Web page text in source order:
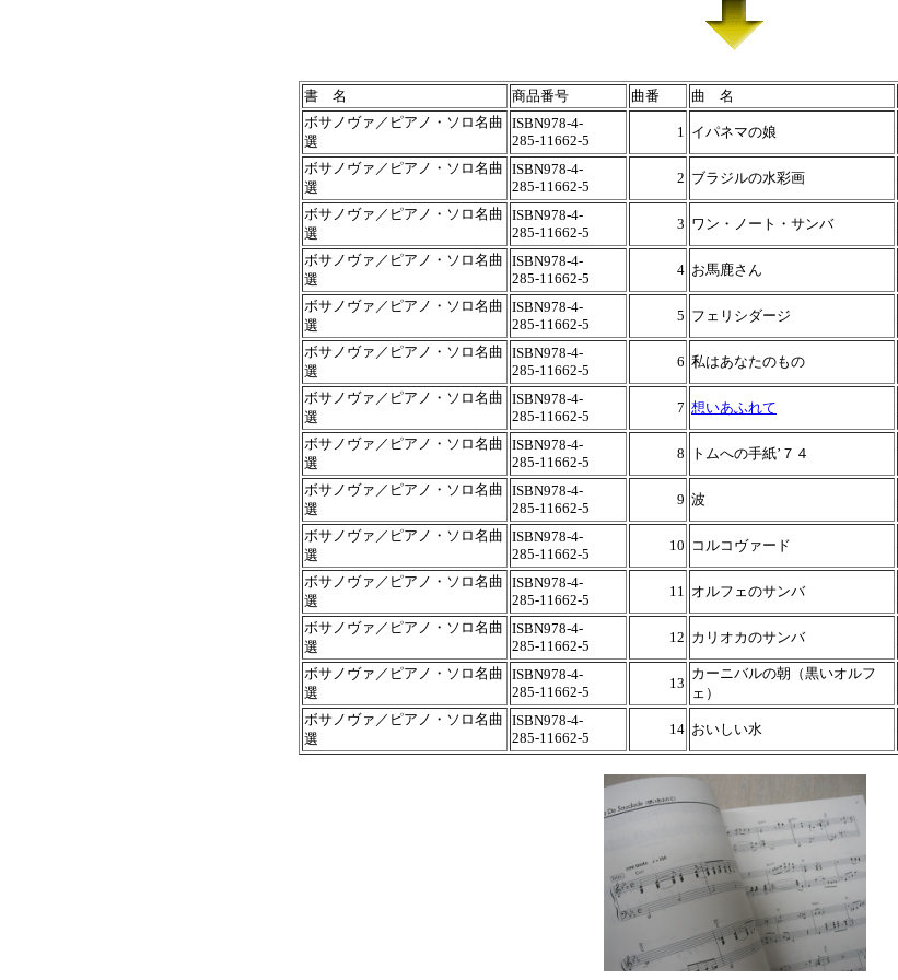
書 名 商品番号 曲番 曲 名
ボサノヴァ／ピアノ・ソロ名曲
選
ISBN978-4-
285-11662-5
1 イパネマの娘
ボサノヴァ／ピアノ・ソロ名曲
選
ISBN978-4-
285-11662-5
2 ブラジルの水彩画
ボサノヴァ／ピアノ・ソロ名曲
選
ISBN978-4-
285-11662-5
3 ワン・ノート・サンバ
ボサノヴァ／ピアノ・ソロ名曲
選
ISBN978-4-
285-11662-5
4 お馬鹿さん
ボサノヴァ／ピアノ・ソロ名曲
選
ISBN978-4-
285-11662-5
5 フェリシダージ
ボサノヴァ／ピアノ・ソロ名曲
選
ISBN978-4-
285-11662-5
6 私はあなたのもの
ボサノヴァ／ピアノ・ソロ名曲
選
ISBN978-4-
285-11662-5
7 想いあふれて
ボサノヴァ／ピアノ・ソロ名曲
選
ISBN978-4-
285-11662-5
8 トムへの手紙’７４
ボサノヴァ／ピアノ・ソロ名曲
選
ISBN978-4-
285-11662-5
9 波
ボサノヴァ／ピアノ・ソロ名曲
選
ISBN978-4-
285-11662-5
10 コルコヴァード
ボサノヴァ／ピアノ・ソロ名曲
選
ISBN978-4-
285-11662-5
11 オルフェのサンバ
ボサノヴァ／ピアノ・ソロ名曲
選
ISBN978-4-
285-11662-5
12 カリオカのサンバ
ボサノヴァ／ピアノ・ソロ名曲
選
ISBN978-4-
285-11662-5
13
カーニバルの朝（黒いオルフ
ェ）
ボサノヴァ／ピアノ・ソロ名曲
選
ISBN978-4-
285-11662-5
14 おいしい水